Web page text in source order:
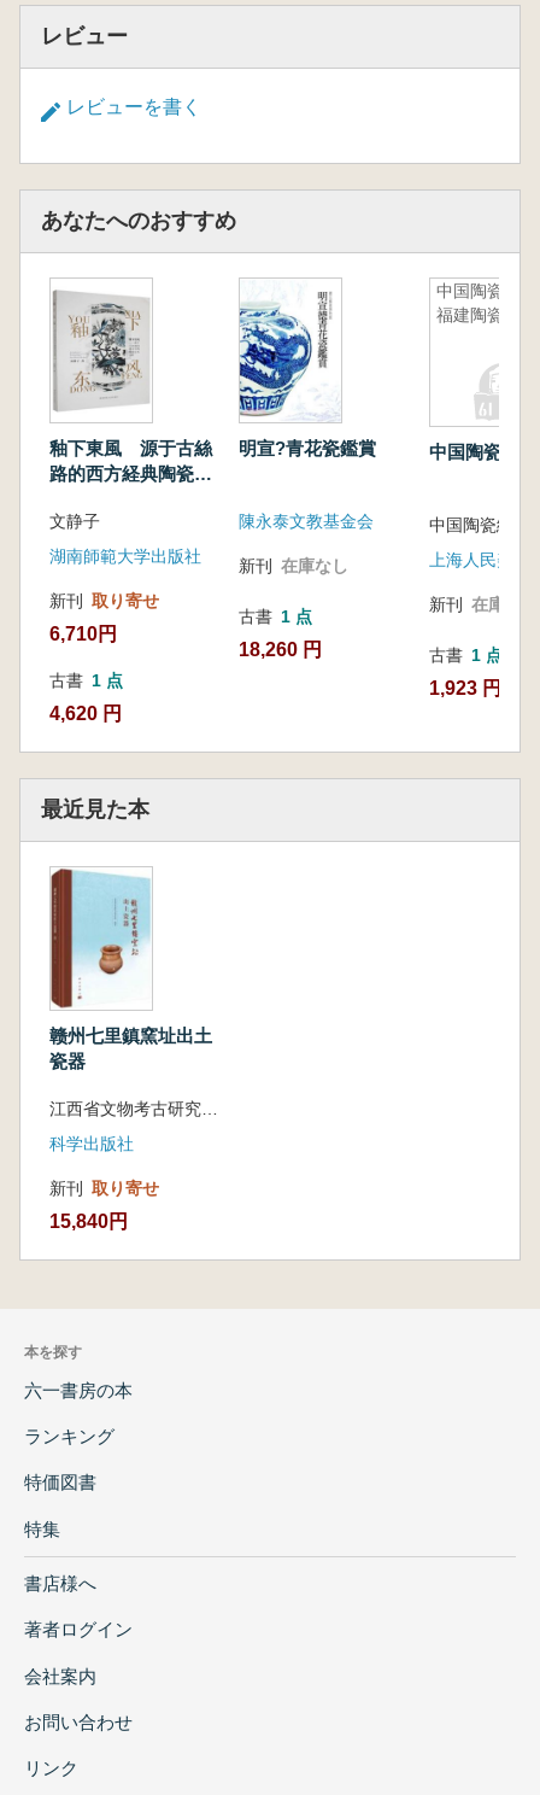
レビュー
レビューを書く
あなたへのおすすめ
釉下東風 源于古絲
路的西方経典陶瓷芸
文静子
湖南師範大学出版社
新刊 取り寄せ
6,710円
古書 1 点
4,620 円
明宣?青花瓷鑑賞
陳永泰文教基金会
新刊 在庫なし
古書 1 点
18,260 円
中国陶瓷
福建陶瓷
中国陶瓷 福
中国陶瓷編輯
上海人民美術
新刊 在庫なし
古書 1 点
1,923 円
最近見た本
赣州七里鎮窯址出土
瓷器
科学出版社
新刊 取り寄せ
15,840円
本を探す
六一書房の本
ランキング
特価図書
特集
書店様へ
著者ログイン
会社案内
お問い合わせ
リンク